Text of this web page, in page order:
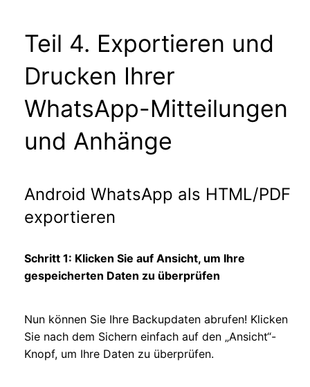
Teil 4. Exportieren und
Drucken Ihrer
WhatsApp-Mitteilungen
und Anhänge
Android WhatsApp als HTML/PDF
exportieren
Schritt 1: Klicken Sie auf Ansicht, um Ihre
gespeicherten Daten zu überprüfen
Nun können Sie Ihre Backupdaten abrufen! Klicken
Sie nach dem Sichern einfach auf den „Ansicht“-
Knopf, um Ihre Daten zu überprüfen.